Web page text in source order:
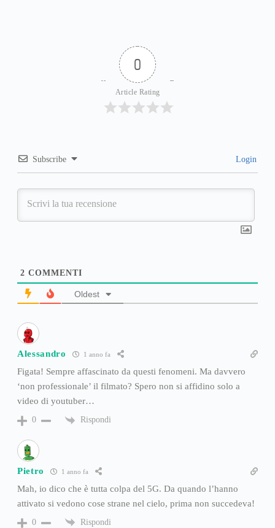
0
Article Rating
Subscribe Login
2 COMMENTI
Oldest
Alessandro 1 anno fa
Figata! Sempre affascinato da questi fenomeni. Ma davvero
‘non professionale’ il filmato? Spero non si affidino solo a
video di youtuber…
0 Rispondi
Pietro 1 anno fa
Mah, io dico che è tutta colpa del 5G. Da quando l’hanno
attivato si vedono cose strane nel cielo, prima non succedeva!
0 Rispondi